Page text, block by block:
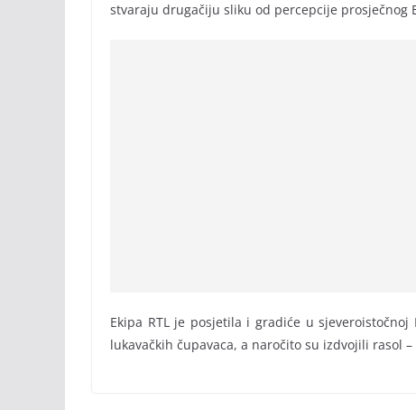
stvaraju drugačiju sliku od percepcije prosječnog
Ekipa RTL je posjetila i gradiće u
lukavačkih čupavaca, a naročito su izdvojili rasol